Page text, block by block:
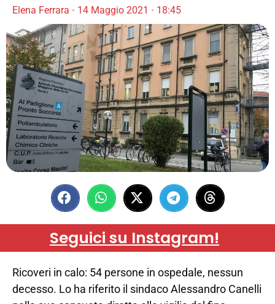
Elena Ferrara 14 Maggio 2021 18:45
Seguici su Instagram!
Ricoveri in calo: 54 persone in ospedale, nessun
decesso. Lo ha riferito il sindaco Alessandro Canelli